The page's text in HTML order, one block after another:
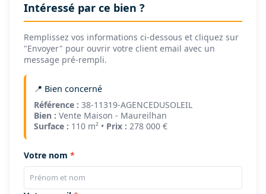
Intéressé par ce bien ?
Remplissez vos informations ci-dessous et cliquez sur
"Envoyer" pour ouvrir votre client email avec un
message pré-rempli.
📍 Bien concerné
Référence : 38-11319-AGENCEDUSOLEIL
Bien : Vente Maison - Maureilhan
Surface : 110 m² • Prix : 278 000 €
Votre nom